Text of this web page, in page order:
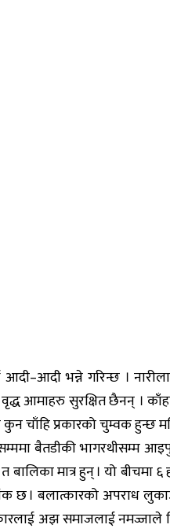
आदी–आदी भन्ने गरिन्छ ।
आमाहरु सुरक्षित छैनन् ।
प्रकारको चुम्वक हुन्छ
बैतडीकी
त बालिका मात्र हुन् । यो
छ । बलात्कारको अपराध
अझ समाजलाई